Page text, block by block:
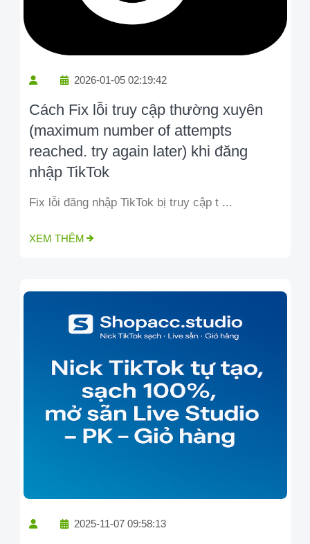
2026-01-05 02:19:42
Cách Fix lỗi truy cập thường xuyên
(maximum number of attempts
reached. try again later) khi đăng
nhập TikTok
Fix lỗi đăng nhập TikTok bị truy cập t ...
XEM THÊM
2025-11-07 09:58:13